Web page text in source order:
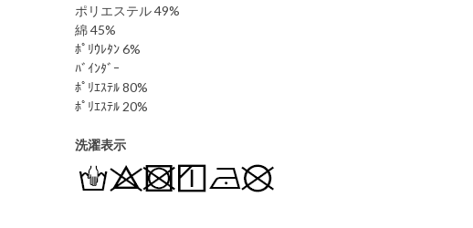
ポリエステル 49%
綿 45%
ﾎﾟﾘｳﾚﾀﾝ 6%
ﾊﾞｲﾝﾀﾞｰ
ﾎﾟﾘｴｽﾃﾙ 80%
ﾎﾟﾘｴｽﾃﾙ 20%
洗濯表示